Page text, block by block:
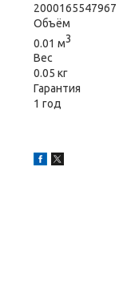
2000165547967
Объём
0.01 м3
Вес
0.05 кг
Гарантия
1 год